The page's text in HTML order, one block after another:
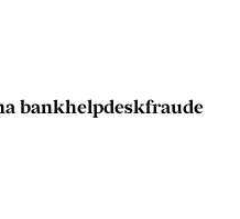
bankhelpdeskfraude